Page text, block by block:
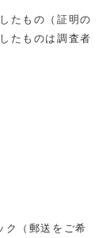
もの（証明の
たものは調査者
ク（郵送をご希